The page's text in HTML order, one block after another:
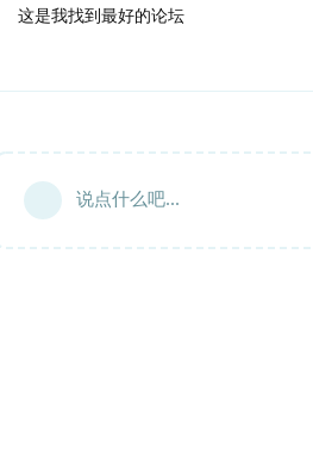
这是我找到最好的论坛
说点什么吧...